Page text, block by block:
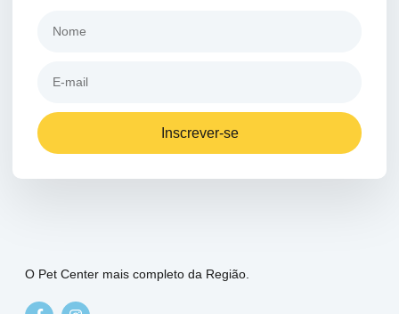
Inscrever-se
O Pet Center mais completo da Região.